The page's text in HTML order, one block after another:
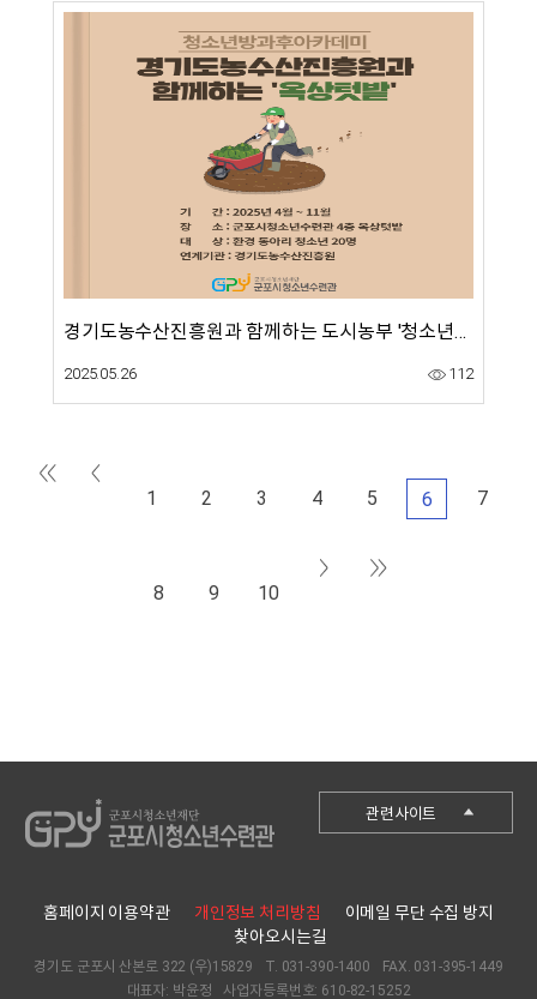
경기도농수산진흥원과 함께하는 도시농부 '청소년방과후아카데미 옥상텃밭'
2025.05.26 112
1 2 3 4 5 6 7
8 9 10
관련사이트
군포시청
당동청소년문화의집
홈페이지 이용약관 개인정보 처리방침
이메일 무단 수집 방지
찾아오시는길
경기도 군포시 산본로 322 (우)15829 T. 031-390-1400
FAX. 031-395-1449
대표자: 박윤정
사업자등록번호: 610-82-15252